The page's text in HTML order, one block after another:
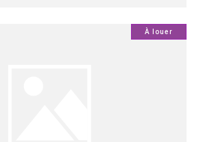
À louer0